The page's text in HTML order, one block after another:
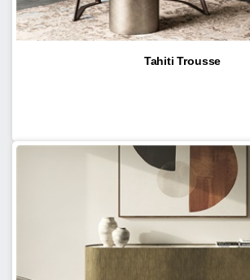
Tahiti Trousse